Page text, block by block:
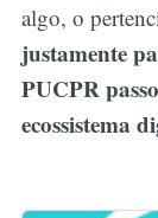
algo, o
justamente
PUCPR
ecossistema